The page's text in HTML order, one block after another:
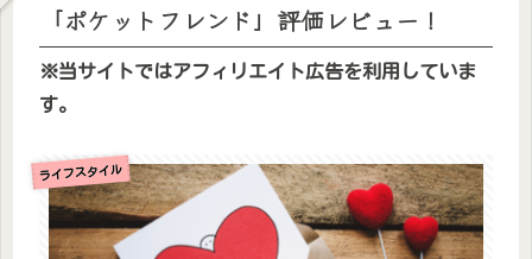
「ポケットフレンド」評価レビュー！
※当サイトではアフィリエイト広告を利用していま
す。
ライフスタイル